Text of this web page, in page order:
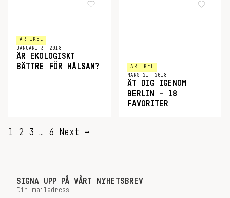
ARTIKEL
JANUARI 3, 2018
ÄR EKOLOGISKT
BÄTTRE FÖR HÄLSAN?
ARTIKEL
MARS 21, 2018
ÄT DIG IGENOM
BERLIN – 18
FAVORITER
SIDNUMRERING
1 2 3 … 6 Next →
SIGNA UPP PÅ VÅRT NYHETSBREV